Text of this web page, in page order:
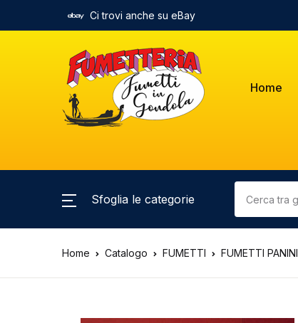
Ci trovi anche su eBay
Home
Sfoglia le categorie
Home Catalogo FUMETTI FUMETTI PANINI